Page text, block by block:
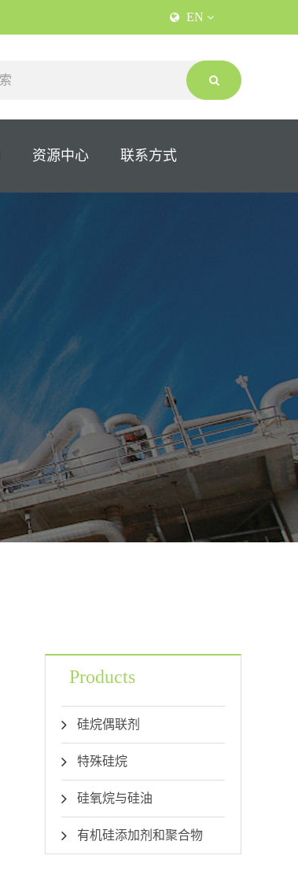
EN
资源中心 联系方式
Products
硅烷偶联剂
特殊硅烷
硅氧烷与硅油
有机硅添加剂和聚合物